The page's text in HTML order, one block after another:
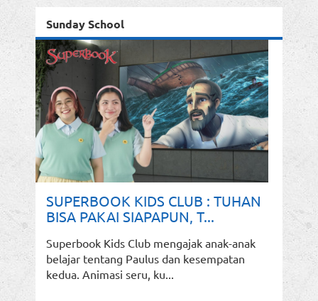
Sunday School
SUPERBOOK KIDS CLUB : TUHAN
BISA PAKAI SIAPAPUN, T...
Superbook Kids Club mengajak anak-anak
belajar tentang Paulus dan kesempatan
kedua. Animasi seru, ku...